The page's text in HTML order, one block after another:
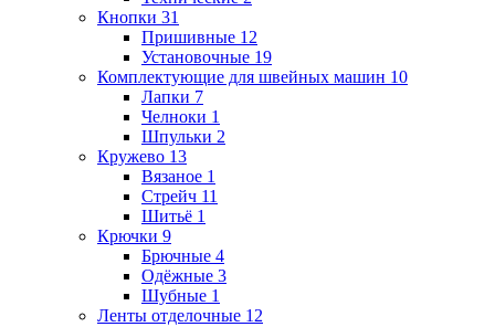
Кнопки 31
Пришивные 12
Установочные 19
Комплектующие для швейных машин 10
Лапки 7
Челноки 1
Шпульки 2
Кружево 13
Вязаное 1
Стрейч 11
Шитьё 1
Крючки 9
Брючные 4
Одёжные 3
Шубные 1
Ленты отделочные 12